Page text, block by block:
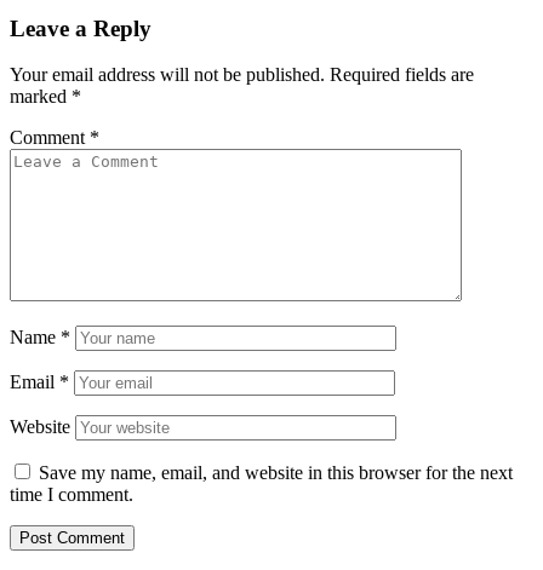
Leave a Reply
Your email address will not be published. Required fields are
marked *
Comment *
Name *
Email *
Website
Save my name, email, and website in this browser for the next
time I comment.